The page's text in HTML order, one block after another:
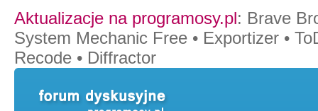
Aktualizacje na programosy.pl: Brave
System Mechanic Free • Exportizer •
Recode • Diffractor